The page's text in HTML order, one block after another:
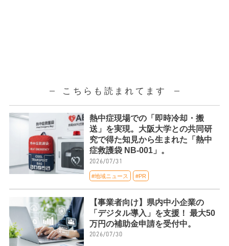
こちらも読まれてます
熱中症現場での「即時冷却・搬
送」を実現。大阪大学との共同研
究で得た知見から生まれた「熱中
症救護袋 NB-001」。
2026/07/31
#地域ニュース #PR
【事業者向け】県内中小企業の
「デジタル導入」を支援！ 最大50
万円の補助金申請を受付中。
2026/07/30